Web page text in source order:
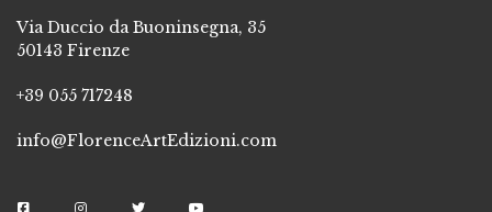
Via Duccio da Buoninsegna, 35
50143 Firenze
+39 055 717248
info@FlorenceArtEdizioni.com